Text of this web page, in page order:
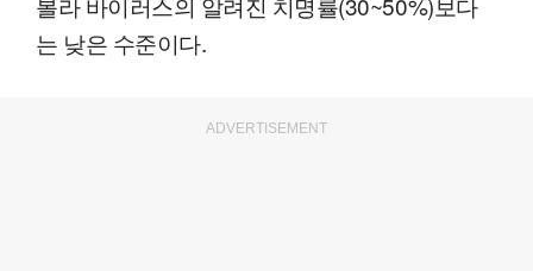
는 낮은 수준이다.
ADVERTISEMENT